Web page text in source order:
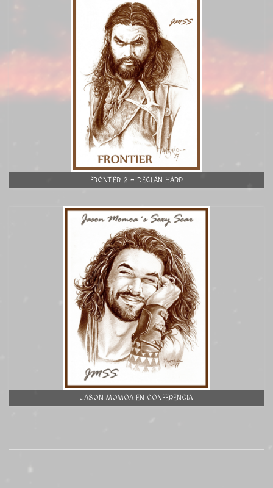
FRONTIER 2 - DECLAN HARP
JASON MOMOA EN CONFERENCIA